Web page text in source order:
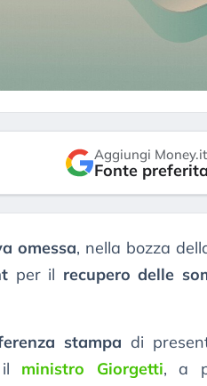
Aggiungi
Fonte
omessa, nella bozza
per il recupero delle
stampa di
ministro Giorgetti, a
Russia e Cina pronti a
Starlink. Gli investitori stanno
ignorare il rischio geopolitico:
17 luglio 2026